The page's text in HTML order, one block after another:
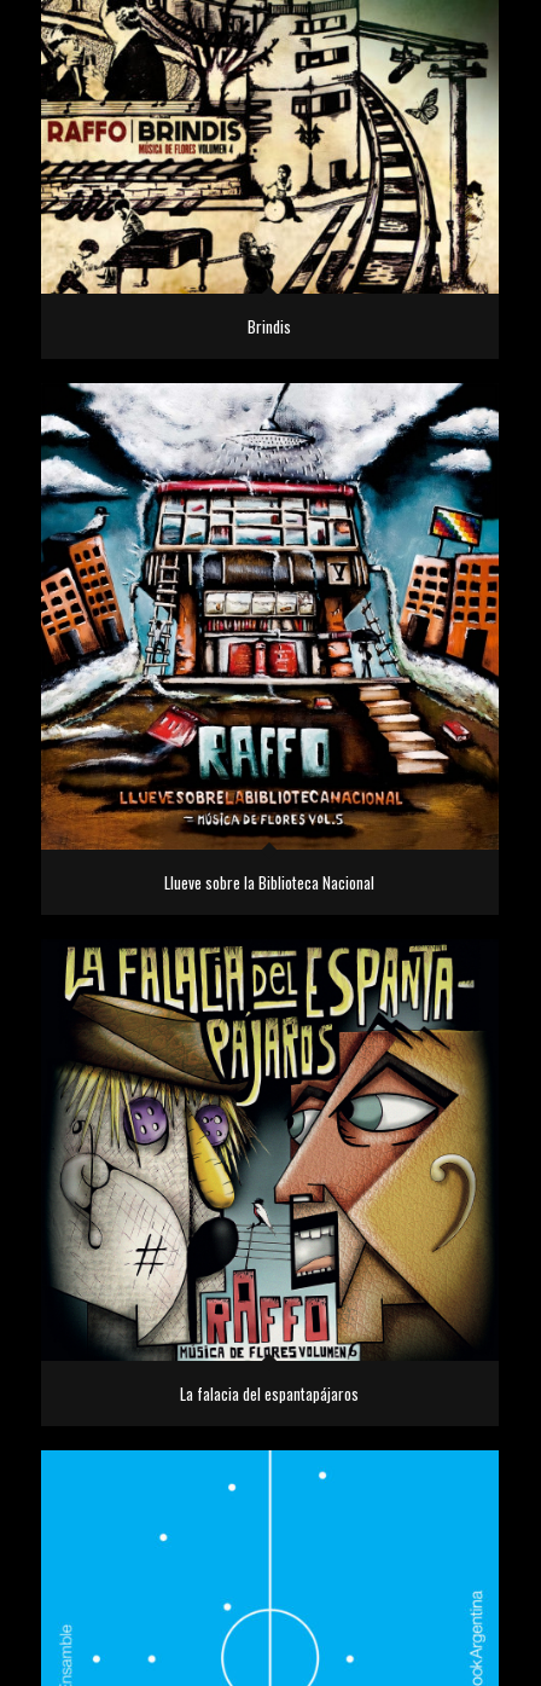
Brindis
Llueve sobre la Biblioteca Nacional
La falacia del espantapájaros